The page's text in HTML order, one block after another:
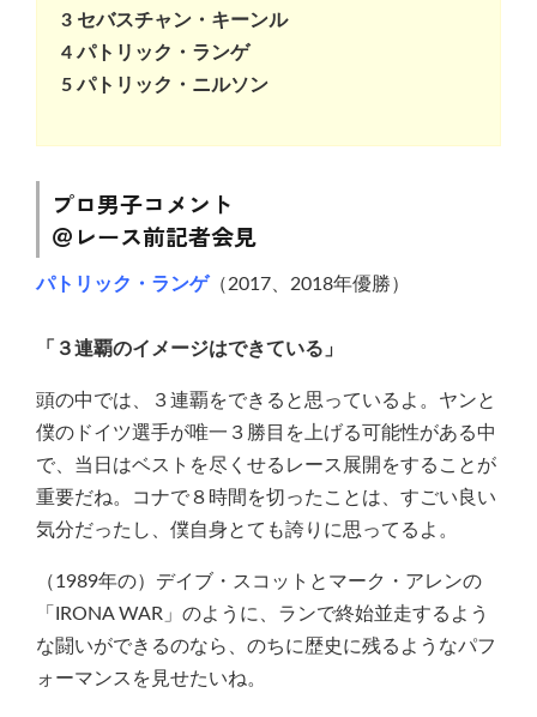
3 セバスチャン・キーンル
4 パトリック・ランゲ
5 パトリック・ニルソン
プロ男子コメント
＠レース前記者会見
パトリック・ランゲ（2017、2018年優勝）
「３連覇のイメージはできている」
頭の中では、３連覇をできると思っているよ。ヤンと
僕のドイツ選手が唯一３勝目を上げる可能性がある中
で、当日はベストを尽くせるレース展開をすることが
重要だね。コナで８時間を切ったことは、すごい良い
気分だったし、僕自身とても誇りに思ってるよ。
（1989年の）デイブ・スコットとマーク・アレンの
「IRONA WAR」のように、ランで終始並走するよう
な闘いができるのなら、のちに歴史に残るようなパフ
ォーマンスを見せたいね。